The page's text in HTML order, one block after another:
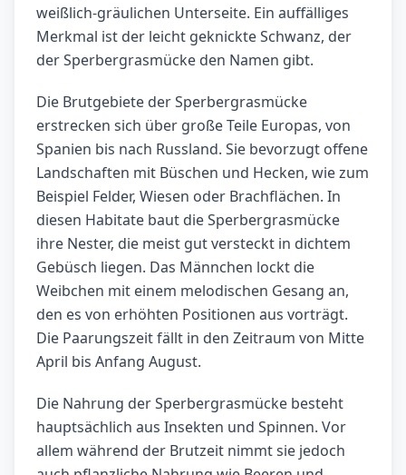
weißlich-gräulichen Unterseite. Ein auffälliges
Merkmal ist der leicht geknickte Schwanz, der
der Sperbergrasmücke den Namen gibt.
Die Brutgebiete der Sperbergrasmücke
erstrecken sich über große Teile Europas, von
Spanien bis nach Russland. Sie bevorzugt offene
Landschaften mit Büschen und Hecken, wie zum
Beispiel Felder, Wiesen oder Brachflächen. In
diesen Habitate baut die Sperbergrasmücke
ihre Nester, die meist gut versteckt in dichtem
Gebüsch liegen. Das Männchen lockt die
Weibchen mit einem melodischen Gesang an,
den es von erhöhten Positionen aus vorträgt.
Die Paarungszeit fällt in den Zeitraum von Mitte
April bis Anfang August.
Die Nahrung der Sperbergrasmücke besteht
hauptsächlich aus Insekten und Spinnen. Vor
allem während der Brutzeit nimmt sie jedoch